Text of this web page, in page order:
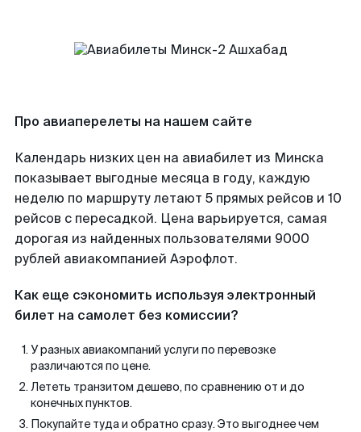
Про авиаперелеты на нашем сайте
Календарь низких цен на авиабилет из Минска
показывает выгодные месяца в году, каждую
неделю по маршруту летают 5 прямых рейсов и 10
рейсов с пересадкой. Цена варьируется, самая
дорогая из найденных пользователями 9000
рублей авиакомпанией Аэрофлот.
Как еще сэкономить используя электронный
билет на самолет без комиссии?
У разных авиакомпаний услуги по перевозке
различаются по цене.
Лететь транзитом дешево, по сравнению от и до
конечных пунктов.
Покупайте туда и обратно сразу. Это выгоднее чем